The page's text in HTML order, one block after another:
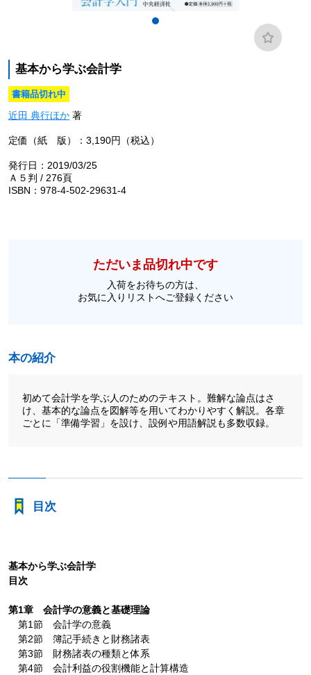
基本から学ぶ会計学
書籍品切れ中
近田 典行ほか著
定価（紙 版）：3,190円（税込）
発行日：2019/03/25
Ａ５判 / 276頁
ISBN：978-4-502-29631-4
ただいま品切れ中です
入荷をお待ちの方は、
お気に入りリストへご登録ください
本の紹介
初めて会計学を学ぶ人のためのテキスト。難解な論点はさ
け、基本的な論点を図解等を用いてわかりやすく解説。各章
ごとに「準備学習」を設け、設例や用語解説も多数収録。
目次
基本から学ぶ会計学
目次
第1章 会計学の意義と基礎理論
第1節 会計学の意義
第2節 簿記手続きと財務諸表
第3節 財務諸表の種類と体系
第4節 会計利益の役割機能と計算構造